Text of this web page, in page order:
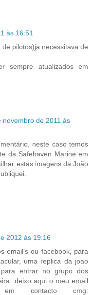
às 16:51
pilotos)ja necessitava de
sempre atualizados em
novembro de 2011 às
neste caso temos
da Safehaven Marine em
estas imagens da João
2012 às 19:16
email's ou facebook, para
uma replica da joao
entrar no grupo dos
deixo aqui o meu email
contacto cmg.